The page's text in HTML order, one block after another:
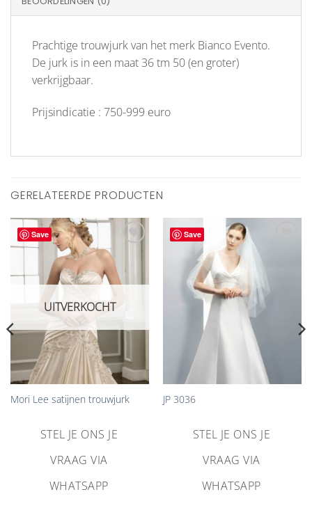
Prachtige trouwjurk van het merk Bianco Evento.
De jurk is in een maat 36 tm 50 (en groter)
verkrijgbaar.
Prijsindicatie : 750-999 euro
GERELATEERDE PRODUCTEN
Save
verlanglijst
toevoegen
UITVERKOCHT
Mori Lee satijnen trouwjurk
STEL JE ONS JE
VRAAG VIA
WHATSAPP
Save
JP 3036
STEL JE ONS JE
VRAAG VIA
WHATSAPP